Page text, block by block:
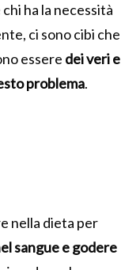
ha la necessità
ci sono cibi che
essere dei veri e
problema.
nella dieta per
sangue e godere